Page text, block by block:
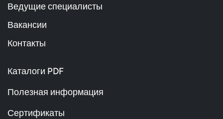
Ведущие специалисты
Вакансии
Контакты
Каталоги PDF
Полезная информация
Сертификаты